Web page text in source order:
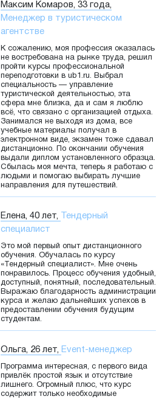
Максим Комаров, 33 года,
Менеджер в туристическом
агентстве
К сожалению, моя профессия оказалась
не востребована на рынке труда, решил
пройти курсы профессиональной
переподготовки в ub1.ru. Выбрал
специальность — управление
туристической деятельностью, эта
сфера мне близка, да и сам я люблю
всё, что связано с организацией отдыха.
Занимался не выходя из дома, все
учебные материалы получал в
электронном виде, экзамен тоже сдавал
дистанционно. По окончании обучения
выдали диплом установленного образца.
Сбылась моя мечта, теперь я работаю с
людьми и помогаю выбирать лучшие
направления для путешествий.
Елена, 40 лет,
Тендерный
специалист
Это мой первый опыт дистанционного
обучения. Обучалась по курсу
«Тендерный специалист». Мне очень
понравилось. Процесс обучения удобный,
доступный, понятный, последовательный.
Выражаю благодарность администрации
курса и желаю дальнейших успехов в
предоставлении обучения будущим
студентам.
Ольга, 26 лет, Event-менеджер
Программа интересная, с первого вида
привлёк простой язык и отсутствие
лишнего. Огромный плюс, что курс
содержит только необходимые